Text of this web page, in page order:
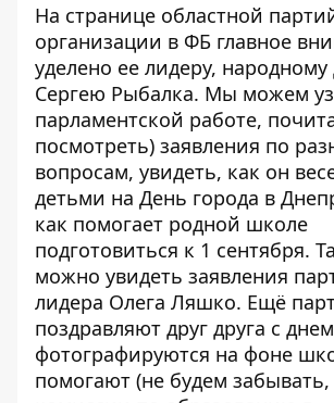
На странице областной
организации в ФБ главное
уделено ее лидеру, народному
Сергею Рыбалка. Мы можем
парламентской работе,
посмотреть) заявления по
вопросам, увидеть, как он
детьми на День города в
как помогает родной школе
подготовиться к 1 сентября.
можно увидеть заявления
лидера Олега Ляшко. Ещё
поздравляют друг друга с
фотографируются на фоне
помогают (не будем забывать,